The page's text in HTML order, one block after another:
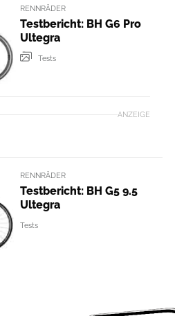
RENNRÄDER
Testbericht: BH G6 Pro
Ultegra
Tests
ANZEIGE
RENNRÄDER
Testbericht: BH G5 9.5
Ultegra
Tests